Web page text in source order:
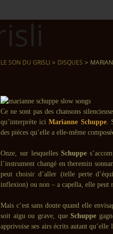
LE SON DU GRISLI > DISQUES >
Ce ne sont pas des chansons
qu’interprète iciMarianne Schuppe.
des pièces qu’elle a elle-même
Onze, sur lesquelles Schuppe
l’instrument changé en theremin
peut choisir d’aller (telle perte
inflexion) ou non – a capella, elle peut
Mais c’est sans doute quand elle
soit aigu ou grave, queSchuppe
apprivoise ses airs écrits autant qu’elle